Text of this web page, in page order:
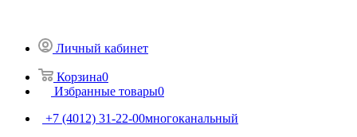
Личный кабинет
Корзина0
Избранные товары0
+7 (4012) 31-22-00многоканальный